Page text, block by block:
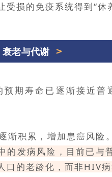
损的免疫系统得到“休
衰老与代谢
期寿命已逐渐接近普
渐积累，增加患癌风险。
发病风险，目前已与
的老龄化，而非HIV病